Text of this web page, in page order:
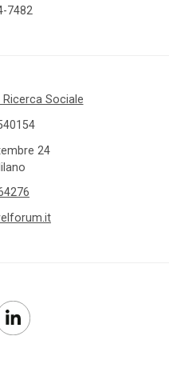
7482
Sociale
24